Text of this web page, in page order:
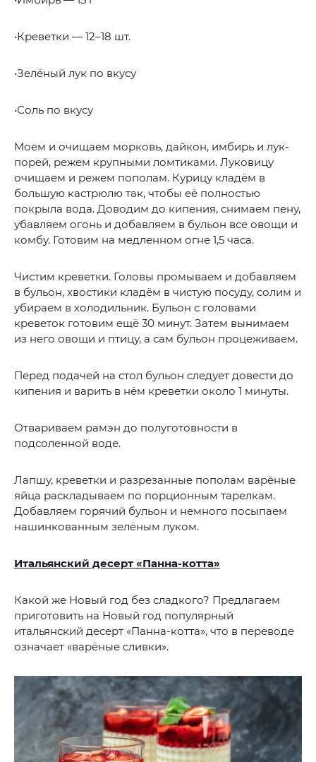
•Креветки — 12–18 шт.
•Зелёный лук по вкусу
•Соль по вкусу
Моем и очищаем морковь, дайкон, имбирь и лук-
порей, режем крупными ломтиками. Луковицу
очищаем и режем пополам. Курицу кладём в
большую кастрюлю так, чтобы её полностью
покрыла вода. Доводим до кипения, снимаем пену,
убавляем огонь и добавляем в бульон все овощи и
комбу. Готовим на медленном огне 1,5 часа.
Чистим креветки. Головы промываем и добавляем
в бульон, хвостики кладём в чистую посуду, солим и
убираем в холодильник. Бульон с головами
креветок готовим ещё 30 минут. Затем вынимаем
из него овощи и птицу, а сам бульон процеживаем.
Перед подачей на стол бульон следует довести до
кипения и варить в нём креветки около 1 минуты.
Отвариваем рамэн до полуготовности в
подсоленной воде.
Лапшу, креветки и разрезанные пополам варёные
яйца раскладываем по порционным тарелкам.
Добавляем горячий бульон и немного посыпаем
нашинкованным зелёным луком.
Итальянский десерт «Панна-котта»
Какой же Новый год без сладкого? Предлагаем
приготовить на Новый год популярный
итальянский десерт «Панна-котта», что в переводе
означает «варёные сливки».